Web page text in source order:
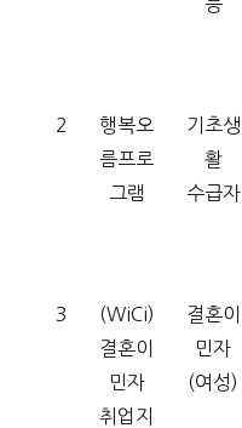
2
행복오
름프로
그램
기초생
활
수급자
3
(WiCi)
결혼이
민자
취업지
결혼이
민자
(여성)